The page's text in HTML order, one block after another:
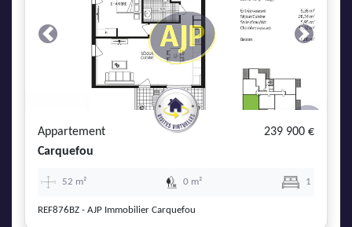
Previous Next
Appartement
239 900 €
Carquefou
52 m² 0 m² 1
REF876BZ - AJP Immobilier Carquefou